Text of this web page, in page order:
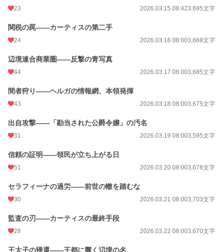
23 2026.03.15 08:423,695文字
関税の罠——カーティスの第二手
24 2026.03.16 08:003,668文字
辺境連合商業圏——反撃の青写真
44 2026.03.17 08:003,685文字
間者狩り——ヘルガの情報網、本領発揮
43 2026.03.18 08:003,675文字
出自攻撃——「勘当された公爵令嬢」の汚名
31 2026.03.19 08:003,595文字
信頼の証明——領民が立ち上がる日
51 2026.03.20 08:003,678文字
セラフィーナの過労——前世の轍を踏むな
30 2026.03.21 08:003,703文字
監査の刃——カーティスの最終手段
28 2026.03.22 08:003,670文字
王太子の帰還——王都に響く辺境の名